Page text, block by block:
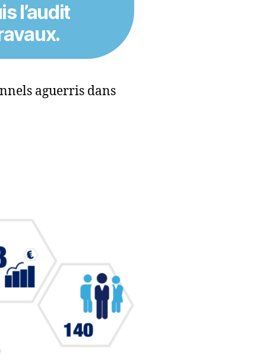
l’audit
.
aguerris dans